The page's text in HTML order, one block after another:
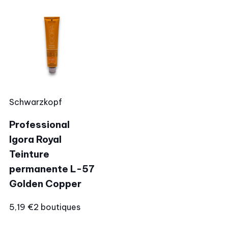
Schwarzkopf
Professional
Igora Royal
Teinture
permanente L-57
Golden Copper
5,19 €2 boutiques